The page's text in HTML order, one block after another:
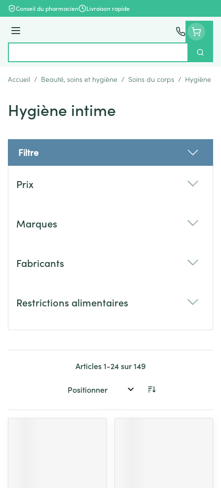
Aller au contenu
Conseil du pharmacien Livraison rapide
Menu
Accueil / Beauté, soins et hygiène / Soins du corps / Hygiène
Hygiène intime
Filtre
Prix
Marques
Fabricants
Restrictions alimentaires
Articles1-24sur149
Trier par: